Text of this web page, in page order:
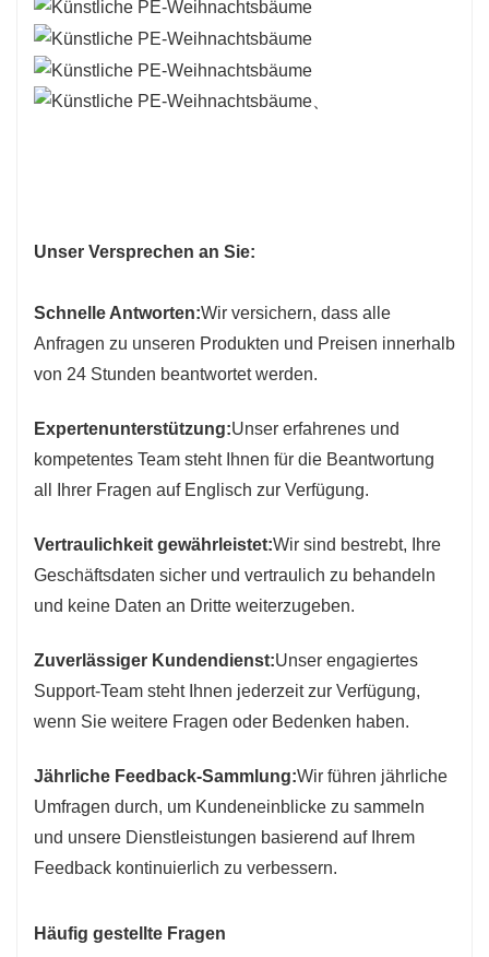
Unser Versprechen an Sie:
Schnelle Antworten:Wir versichern, dass alle
Anfragen zu unseren Produkten und Preisen innerhalb
von 24 Stunden beantwortet werden.
Expertenunterstützung:Unser erfahrenes und
kompetentes Team steht Ihnen für die Beantwortung
all Ihrer Fragen auf Englisch zur Verfügung.
Vertraulichkeit gewährleistet:Wir sind bestrebt, Ihre
Geschäftsdaten sicher und vertraulich zu behandeln
und keine Daten an Dritte weiterzugeben.
Zuverlässiger Kundendienst:Unser engagiertes
Support-Team steht Ihnen jederzeit zur Verfügung,
wenn Sie weitere Fragen oder Bedenken haben.
Jährliche Feedback-Sammlung:Wir führen jährliche
Umfragen durch, um Kundeneinblicke zu sammeln
und unsere Dienstleistungen basierend auf Ihrem
Feedback kontinuierlich zu verbessern.
Häufig gestellte Fragen